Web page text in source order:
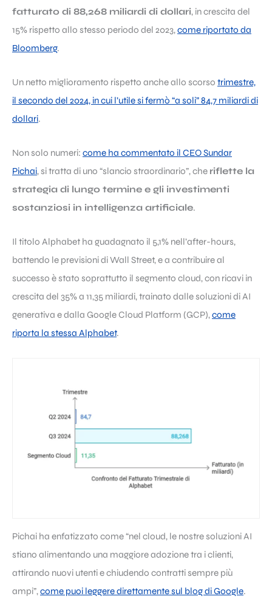
fatturato di 88,268 miliardi di dollari, in crescita del
15% rispetto allo stesso periodo del 2023,come riportato da
Bloomberg.
Un netto miglioramento rispetto anche allo scorso trimestre,
il secondo del 2024, in cui l’utile si fermò “a soli” 84,7 miliardi di
dollari.
Non solo numeri: come ha commentato il CEO Sundar
Pichai, si tratta di uno “slancio straordinario”, che riflette la
strategia di lungo termine e gli investimenti
sostanziosi in intelligenza artificiale.
Il titolo Alphabet ha guadagnato il 5,1% nell’after-hours,
battendo le previsioni di Wall Street, e a contribuire al
successo è stato soprattutto il segmento cloud, con ricavi in
crescita del 35% a 11,35 miliardi, trainato dalle soluzioni di AI
generativa e dalla Google Cloud Platform (GCP),come
riporta la stessa Alphabet.
Pichai ha enfatizzato come “nel cloud, le nostre soluzioni AI
stiano alimentando una maggiore adozione tra i clienti,
attirando nuovi utenti e chiudendo contratti sempre più
ampi”,come puoi leggere direttamente sul blog di Google.